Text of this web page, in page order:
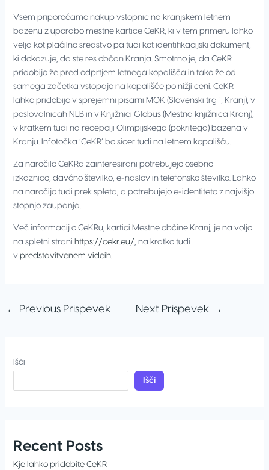
Vsem priporočamo nakup vstopnic na kranjskem letnem
bazenu z uporabo mestne kartice CeKR, ki v tem primeru lahko
velja kot plačilno sredstvo pa tudi kot identifikacijski dokument,
ki dokazuje, da ste res občan Kranja. Smotrno je, da CeKR
pridobijo že pred odprtjem letnega kopališča in tako že od
samega začetka vstopajo na kopališče po nižji ceni. CeKR
lahko pridobijo v sprejemni pisarni MOK (Slovenski trg 1, Kranj), v
poslovalnicah NLB in v Knjižnici Globus (Mestna knjižnica Kranj),
v kratkem tudi na recepciji Olimpijskega (pokritega) bazena v
Kranju. Infotočka ‘CeKR’ bo sicer tudi na letnem kopališču.
Za naročilo CeKRa zainteresirani potrebujejo osebno
izkaznico, davčno številko, e-naslov in telefonsko številko. Lahko
na naročijo tudi prek spleta, a potrebujejo e-identiteto z najvišjo
stopnjo zaupanja.
Več informacij o CeKRu, kartici Mestne občine Kranj, je na voljo
na spletni strani https://cekr.eu/ , na kratko tudi
v predstavitvenem videih.
← Previous Prispevek Next Prispevek →
Išči
Išči
Recent Posts
Kje lahko pridobite CeKR